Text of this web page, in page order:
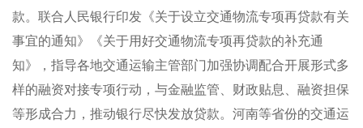
款。联合人民银行印发《关于设立交通物流专项再贷款有关
事宜的通知》《关于用好交通物流专项再贷款的补充通
知》，指导各地交通运输主管部门加强协调配合开展形式多
样的融资对接专项行动，与金融监管、财政贴息、融资担保
等形成合力，推动银行尽快发放贷款。河南等省份的交通运